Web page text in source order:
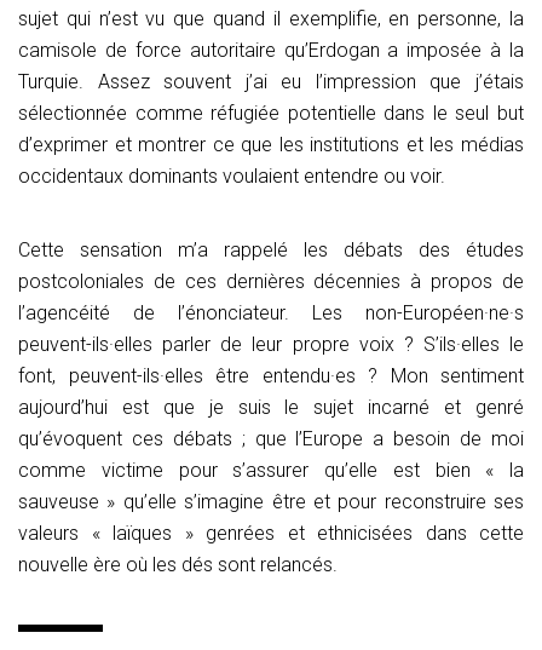
sujet qui n’est vu que quand il exemplifie, en personne, la
camisole de force autoritaire qu’Erdogan a imposée à la
Turquie. Assez souvent j’ai eu l’impression que j’étais
sélectionnée comme réfugiée potentielle dans le seul but
d’exprimer et montrer ce que les institutions et les médias
occidentaux dominants voulaient entendre ou voir.
Cette sensation m’a rappelé les débats des études
postcoloniales de ces dernières décennies à propos de
l’agencéité de l’énonciateur. Les non-Européen·ne·s
peuvent-ils·elles parler de leur propre voix ? S’ils·elles le
font, peuvent-ils·elles être entendu·es ? Mon sentiment
aujourd’hui est que je suis le sujet incarné et genré
qu’évoquent ces débats ; que l’Europe a besoin de moi
comme victime pour s’assurer qu’elle est bien « la
sauveuse » qu’elle s’imagine être et pour reconstruire ses
valeurs « laïques » genrées et ethnicisées dans cette
nouvelle ère où les dés sont relancés.